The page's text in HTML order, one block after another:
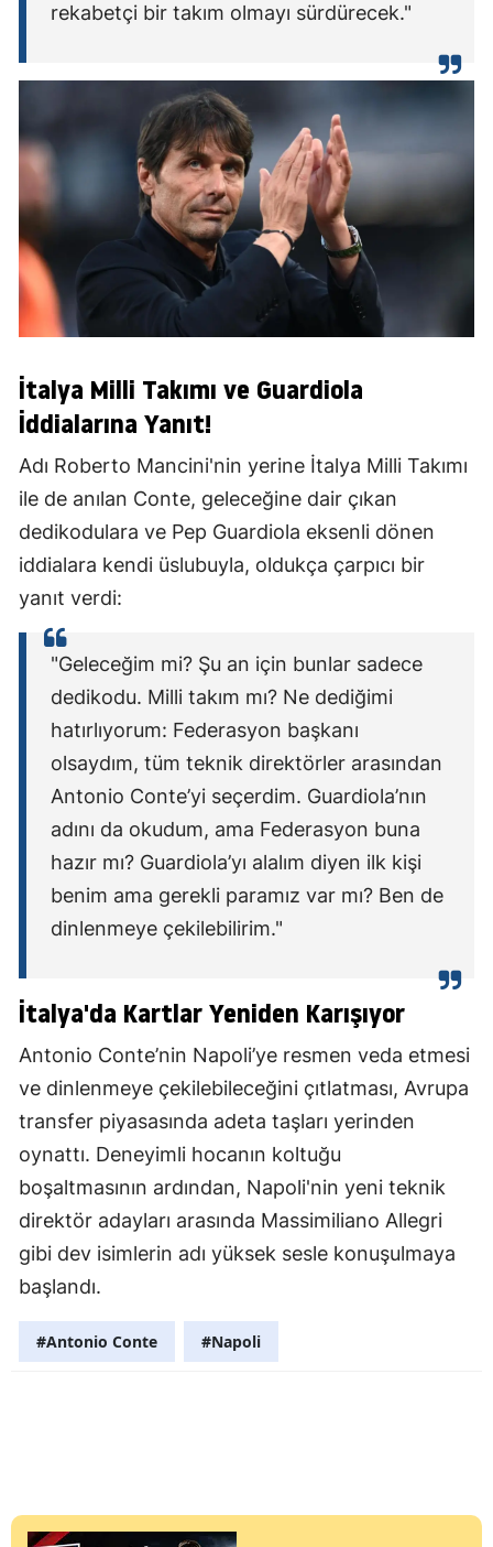
rekabetçi bir takım olmayı sürdürecek."
İtalya Milli Takımı ve Guardiola
İddialarına Yanıt!
Adı Roberto Mancini'nin yerine İtalya Milli Takımı
ile de anılan Conte, geleceğine dair çıkan
dedikodulara ve Pep Guardiola eksenli dönen
iddialara kendi üslubuyla, oldukça çarpıcı bir
yanıt verdi:
"Geleceğim mi? Şu an için bunlar sadece
dedikodu. Milli takım mı? Ne dediğimi
hatırlıyorum: Federasyon başkanı
olsaydım, tüm teknik direktörler arasından
Antonio Conte’yi seçerdim. Guardiola’nın
adını da okudum, ama Federasyon buna
hazır mı? Guardiola’yı alalım diyen ilk kişi
benim ama gerekli paramız var mı? Ben de
dinlenmeye çekilebilirim."
İtalya'da Kartlar Yeniden Karışıyor
Antonio Conte’nin Napoli’ye resmen veda etmesi
ve dinlenmeye çekilebileceğini çıtlatması, Avrupa
transfer piyasasında adeta taşları yerinden
oynattı. Deneyimli hocanın koltuğu
boşaltmasının ardından, Napoli'nin yeni teknik
direktör adayları arasında Massimiliano Allegri
gibi dev isimlerin adı yüksek sesle konuşulmaya
başlandı.
#Antonio Conte #Napoli